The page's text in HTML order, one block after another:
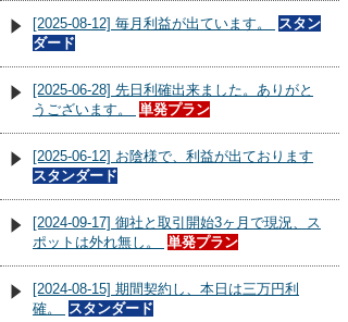
[2025-08-12] 毎月利益が出ています。
スタン
ダード
[2025-06-28] 先日利確出来ました。ありがと
うございます。
単発プラン
[2025-06-12] お陰様で、利益が出ております
スタンダード
[2024-09-17] 御社と取引開始3ヶ月で現況、ス
ポットは外れ無し。
単発プラン
[2024-08-15] 期間契約し、本日は三万円利
確。
スタンダード